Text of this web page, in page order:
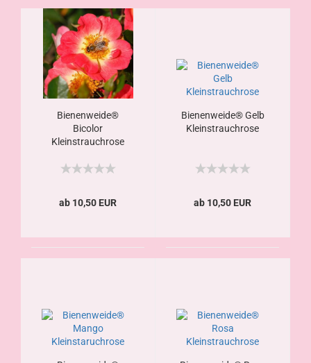
Bienenweide®
Bicolor
Kleinstrauchrose
ab 10,50 EUR
Bienenweide® Gelb
Kleinstrauchrose
ab 10,50 EUR